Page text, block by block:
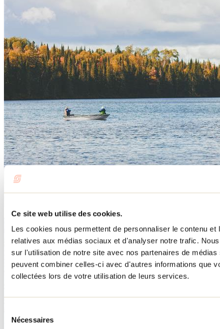
Ce site web utilise des cookies.
Les cookies nous permettent de personnaliser le contenu
relatives aux médias sociaux et d'analyser notre trafic.
sur l'utilisation de notre site avec nos partenaires de
peuvent combiner celles-ci avec d'autres informations que
collectées lors de votre utilisation de leurs services.
Nécessaires
SIMON LAROCHE